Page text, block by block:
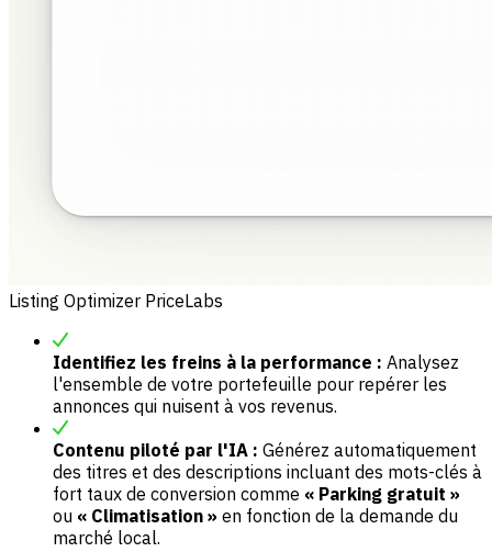
Listing Optimizer PriceLabs
Identifiez les freins à la performance : Analysez
l'ensemble de votre portefeuille pour repérer les
annonces qui nuisent à vos revenus.
Contenu piloté par l'IA : Générez automatiquement
des titres et des descriptions incluant des mots-clés à
fort taux de conversion comme « Parking gratuit »
ou « Climatisation » en fonction de la demande du
marché local.